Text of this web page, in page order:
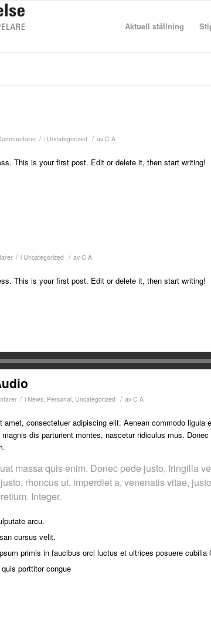
Aktuell ställning
/ i Uncategorized / av C A
This is your first post. Edit or delete it, then start writing!
/ i Uncategorized / av C A
This is your first post. Edit or delete it, then start writing!
/ i News, Personal, Uncategorized / av C A
amet, consectetuer adipiscing elit. Aenean commodo ligula
magnis dis parturient montes, nascetur ridiculus mus.
massa quis enim. Donec pede justo, fringilla
rhoncus ut, imperdiet a, venenatis vitae,
Integer.
arcu.
cursus velit.
primis in faucibus orci luctus et ultrices posuere cubilia
porttitor congue